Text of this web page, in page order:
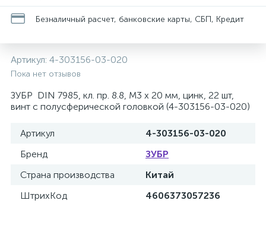
Безналичный расчет, банковские карты, СБП, Кредит
Артикул: 4-303156-03-020
Пока нет отзывов
ЗУБР DIN 7985, кл. пр. 8.8, M3 х 20 мм, цинк, 22 шт,
винт с полусферической головкой (4-303156-03-020)
Артикул
4-303156-03-020
Бренд
ЗУБР
Страна производства
Китай
ШтрихКод
4606373057236